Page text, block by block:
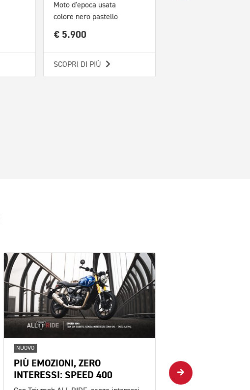
Moto d'epoca usata
colore nero pastello
€ 5.900
SCOPRI DI PIÙ
NUOVO
PIÙ EMOZIONI, ZERO
INTERESSI: SPEED 400
PIÙ EMOZIONI,
INTERESSI: